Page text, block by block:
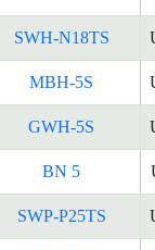
SWH-N18TS
MBH-5S
GWH-5S
BN 5
SWP-P25TS